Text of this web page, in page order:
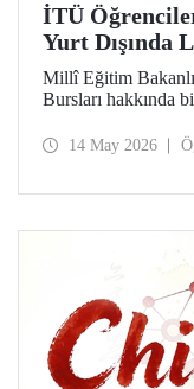
İTÜ
Yurt Dışında
Fırsatlarını
Millî Eğitim
Bursları hakkında
kamuda istihdam
14 May 2026